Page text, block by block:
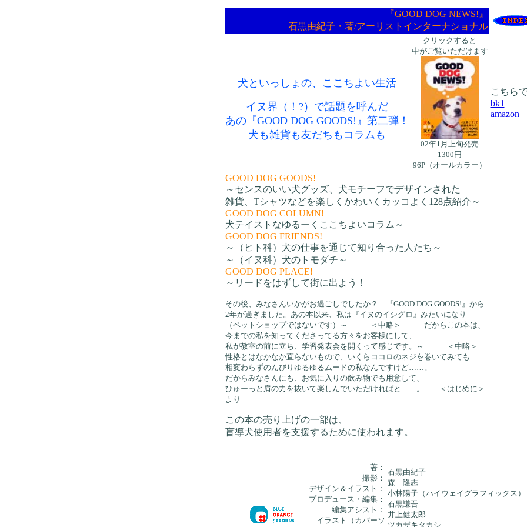
『GOOD DOG NEWS!』
石黒由紀子・著/アーリストインターナショナル
犬といっしょの、ここちよい生活
イヌ界（！?）で話題を呼んだ
あの『GOOD DOG GOODS!』第二弾！
犬も雑貨も友だちもコラムも
クリックすると
中がご覧いただけます
02年1月上旬発売
1300円
96P（オールカラー）
こちら
bk1
amazon
GOOD DOG GOODS!
～センスのいい犬グッズ、犬モチーフでデザインされた
雑貨、Tシャツなどを楽しくかわいくカッコよく128点紹介～
GOOD DOG COLUMN!
犬テイストなゆるーくここちよいコラム～
GOOD DOG FRIENDS!
～（ヒト科）犬の仕事を通じて知り合った人たち～
～（イヌ科）犬のトモダチ～
GOOD DOG PLACE!
～リードをはずして街に出よう！
その後、みなさんいかがお過ごしでしたか？ 『GOOD DOG GOODS!』から
2年が過ぎました。あの本以来、私は『イヌのイシグロ』みたいになり
（ペットショップではないです）～ ＜中略＞ だからこの本は、
今までの私を知ってくださってる方々をお客様にして、
私が教室の前に立ち、学習発表会を開くって感じです。～ ＜中略＞
性格とはなかなか直らないもので、いくらココロのネジを巻いてみても
相変わらずのんびりゆるゆるムードの私なんですけど……。
だからみなさんにも、お気に入りの飲み物でも用意して、
ひゅーっと肩の力を抜いて楽しんでいただければと……。 ＜はじめに＞
より
この本の売り上げの一部は、
盲導犬使用者を支援するために使われます。
著：
撮影：
デザイン＆イラスト：
プロデュース・編集：
編集アシスト：
イラスト（カバーソ
石黒由紀子
森 隆志
小林陽子（ハイウェイグラフィックス）
石黒謙吾
井上健太郎
ツカザキタカシ